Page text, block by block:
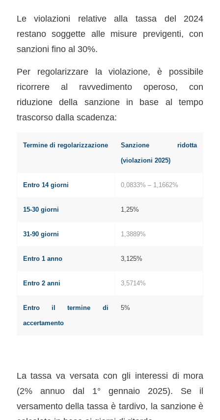
Le violazioni relative alla tassa del 2024
restano soggette alle misure previgenti, con
sanzioni fino al 30%.
Per regolarizzare la violazione, è possibile
ricorrere al ravvedimento operoso, con
riduzione della sanzione in base al tempo
trascorso dalla scadenza:
Termine di regolarizzazione Sanzione ridotta
(violazioni 2025)
Entro 14 giorni 0,0833% – 1,1662%
15-30 giorni 1,25%
31-90 giorni 1,3889%
Entro 1 anno 3,125%
Entro 2 anni 3,5714%
Entro il termine di
accertamento
5%
La tassa va versata con gli interessi di mora
(2% annuo dal 1° gennaio 2025). Se il
versamento della tassa è tardivo, la sanzione è